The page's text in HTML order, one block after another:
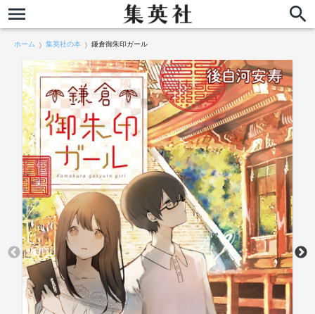
ホーム 集英社の本 鎌倉御朱印ガール